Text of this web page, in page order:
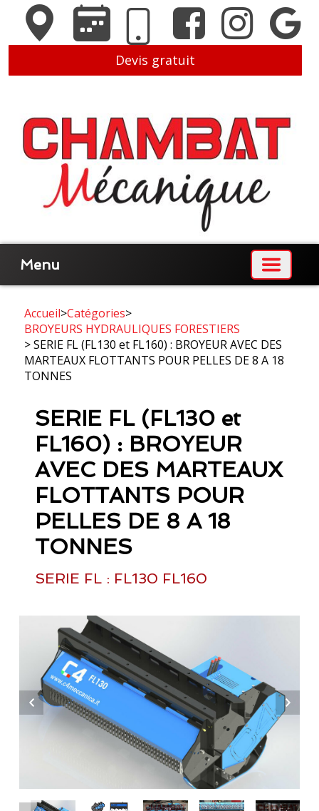
Devis gratuit
Menu
Accueil>Catégories>
BROYEURS HYDRAULIQUES FORESTIERS
> SERIE FL (FL130 et FL160) : BROYEUR AVEC DES
MARTEAUX FLOTTANTS POUR PELLES DE 8 A 18
TONNES
SERIE FL (FL130 et
FL160) : BROYEUR
AVEC DES MARTEAUX
FLOTTANTS POUR
PELLES DE 8 A 18
TONNES
SERIE FL : FL130 FL160